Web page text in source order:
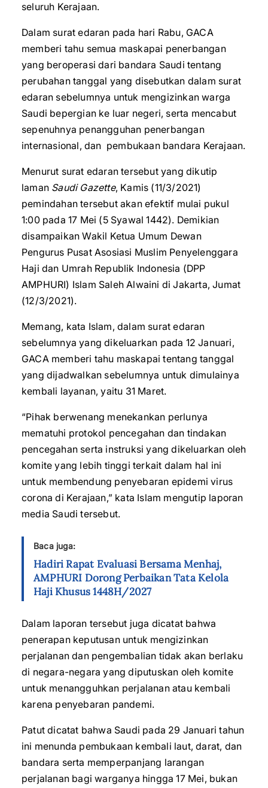
seluruh Kerajaan.
Dalam surat edaran pada hari Rabu, GACA
memberi tahu semua maskapai penerbangan
yang beroperasi dari bandara Saudi tentang
perubahan tanggal yang disebutkan dalam surat
edaran sebelumnya untuk mengizinkan warga
Saudi bepergian ke luar negeri, serta mencabut
sepenuhnya penangguhan penerbangan
internasional, dan pembukaan bandara Kerajaan.
Menurut surat edaran tersebut yang dikutip
laman Saudi Gazette, Kamis (11/3/2021)
pemindahan tersebut akan efektif mulai pukul
1:00 pada 17 Mei (5 Syawal 1442). Demikian
disampaikan Wakil Ketua Umum Dewan
Pengurus Pusat Asosiasi Muslim Penyelenggara
Haji dan Umrah Republik Indonesia (DPP
AMPHURI) Islam Saleh Alwaini di Jakarta, Jumat
(12/3/2021).
Memang, kata Islam, dalam surat edaran
sebelumnya yang dikeluarkan pada 12 Januari,
GACA memberi tahu maskapai tentang tanggal
yang dijadwalkan sebelumnya untuk dimulainya
kembali layanan, yaitu 31 Maret.
“Pihak berwenang menekankan perlunya
mematuhi protokol pencegahan dan tindakan
pencegahan serta instruksi yang dikeluarkan oleh
komite yang lebih tinggi terkait dalam hal ini
untuk membendung penyebaran epidemi virus
corona di Kerajaan,” kata Islam mengutip laporan
media Saudi tersebut.
Baca juga:
Hadiri Rapat Evaluasi Bersama Menhaj,
AMPHURI Dorong Perbaikan Tata Kelola
Haji Khusus 1448H/2027
Dalam laporan tersebut juga dicatat bahwa
penerapan keputusan untuk mengizinkan
perjalanan dan pengembalian tidak akan berlaku
di negara-negara yang diputuskan oleh komite
untuk menangguhkan perjalanan atau kembali
karena penyebaran pandemi.
Patut dicatat bahwa Saudi pada 29 Januari tahun
ini menunda pembukaan kembali laut, darat, dan
bandara serta memperpanjang larangan
perjalanan bagi warganya hingga 17 Mei, bukan